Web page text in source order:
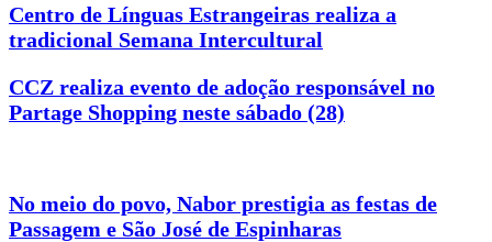
Centro de Línguas Estrangeiras realiza a
tradicional Semana Intercultural
CCZ realiza evento de adoção responsável no
Partage Shopping neste sábado (28)
No meio do povo, Nabor prestigia as festas de
Passagem e São José de Espinharas